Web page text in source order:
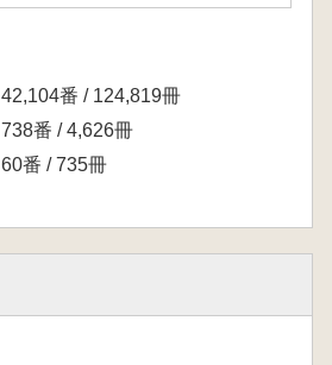
42,104番 / 124,819冊
738番 / 4,626冊
60番 / 735冊